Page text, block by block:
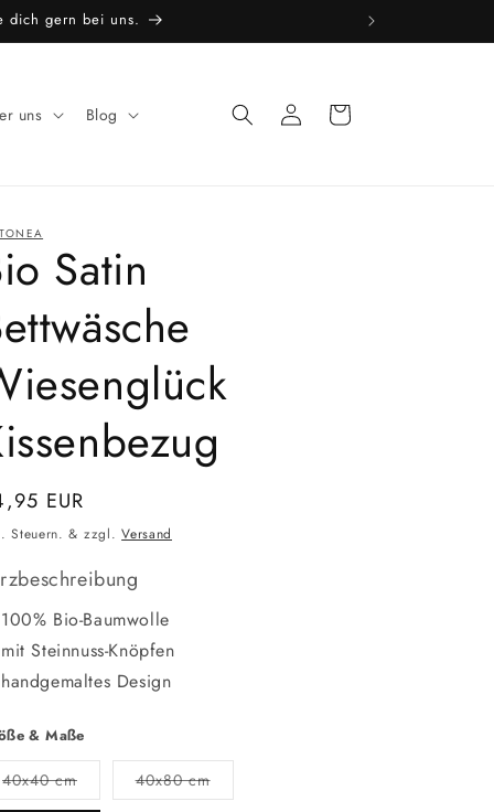
dich gern bei uns.
uns Blog EinloggenWarenkorb
Satin
EUR
Steuern. & zzgl.Versand
100% Bio-Baumwolle
mit Steinnuss-Knöpfen
handgemaltes Design
& Maße
40x40 cmVariante
ausverkauft
40x80 cmVariante
ausverkauft